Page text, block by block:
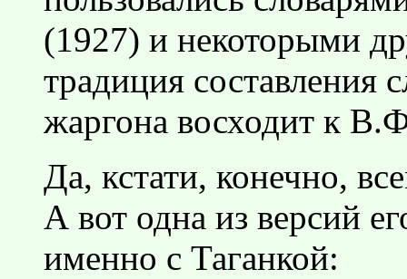
(1927) и некоторыми
традиция составления
жаргона восходит к
Да, кстати, конечно,
А вот одна из версий
именно с Таганкой: